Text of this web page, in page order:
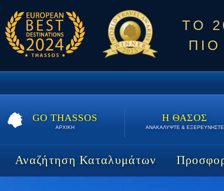
ΤΟ
GO THASSOS
ΑΡΧΙΚΗ
Η ΘΑΣΟΣ
ΑΝΑΚΑΛΥΨΤΕ & ΕΞΕΡΕΥΝΗΣΤΕ
Αναζήτηση Καταλυμάτων